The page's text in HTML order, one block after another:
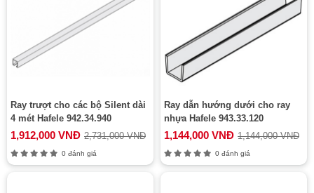
Ray trượt cho các bộ Silent dài
4 mét Hafele 942.34.940
1,912,000 VNĐ 2,731,000 VNĐ
0 đánh giá
Ray dẫn hướng dưới cho ray
nhựa Hafele 943.33.120
1,144,000 VNĐ 1,144,000 VNĐ
0 đánh giá